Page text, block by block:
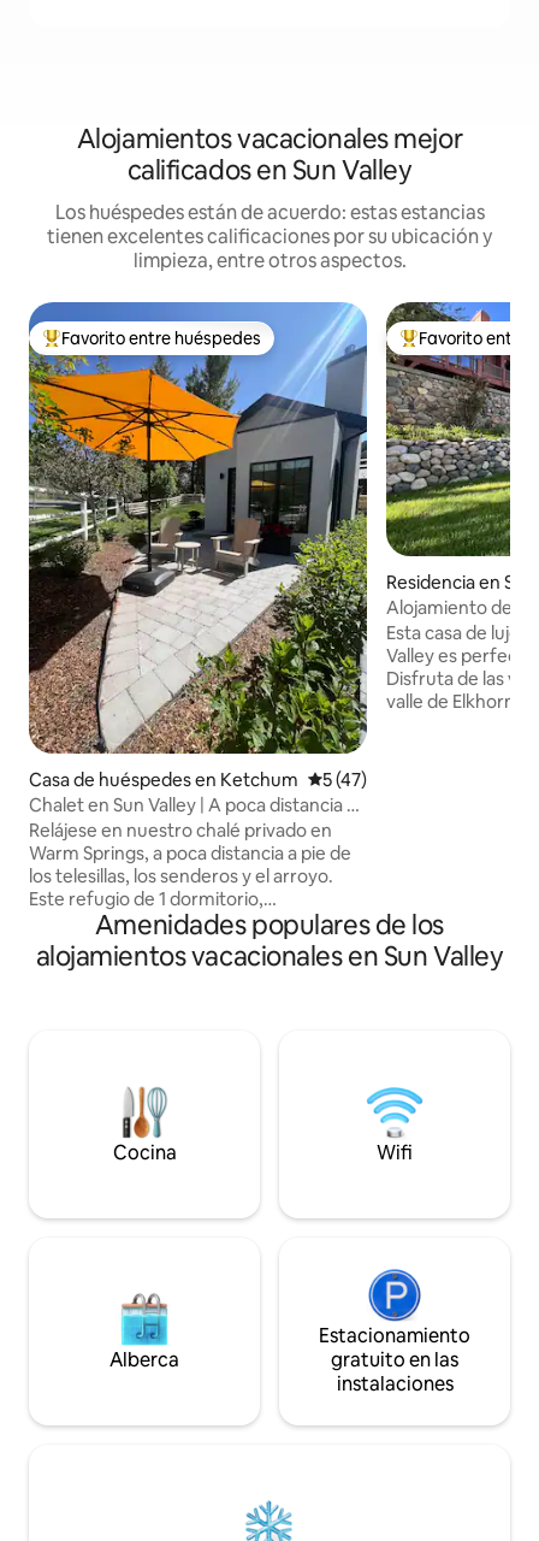
Alojamientos vacacionales mejor
calificados en Sun Valley
Los huéspedes están de acuerdo: estas estancias
tienen excelentes calificaciones por su ubicación y
limpieza, entre otros aspectos.
De los mejores en Favorito entre huéspedes
Favorito entre huéspedes
Casa de huéspedes en Ketchum Calificación promedio: 5 de
5 (47)
Chalet en Sun Valley | A poca distancia a
pie de los telesillas + Apto para bicicletas
Relájese en nuestro chalé privado en
Warm Springs, a poca distancia a pie de
los telesillas, los senderos y el arroyo.
Este refugio de 1 dormitorio,
cuidadosamente diseñado, es el punto
de partida perfecto para practicar esquí,
senderismo, ciclismo o relajarse en Sun
todo lo que necesitas para una estancia
espacio de guardado seguro, puesto de
STR23-00041
De los mejores
Favorito entre
Residencia en
Alojamiento de
Elkhorn
Esta casa de lujo
Valley es
Disfruta de las
valle de Elkhorn,
el ascensor. La
complejo de
lado de la calle.
Amenidades populares de los
alojamientos vacacionales en Sun Valley
Cocina Wifi
Alberca
Estacionamiento
gratuito en las
instalaciones